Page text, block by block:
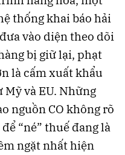
thống khai báo hải
vào diện theo dõi
bị giữ lại, phạt
là cấm xuất khẩu
và EU. Những
nguồn CO không rõ
“né” thuế đang là
ngặt nhất hiện